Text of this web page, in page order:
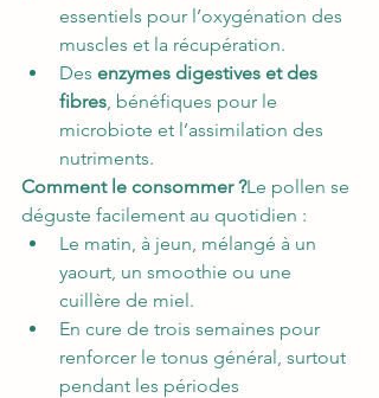
essentiels pour l’oxygénation des
muscles et la récupération.
Des enzymes digestives et des
fibres, bénéfiques pour le
microbiote et l’assimilation des
nutriments.
Comment le consommer ?Le pollen se
déguste facilement au quotidien :
Le matin, à jeun, mélangé à un
yaourt, un smoothie ou une
cuillère de miel.
En cure de trois semaines pour
renforcer le tonus général, surtout
pendant les périodes